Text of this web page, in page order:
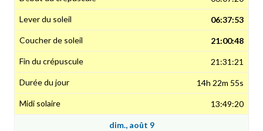
06:37:53
21:00:48
21:31:21
14h 22m 55s
13:49:20
dim., août 9